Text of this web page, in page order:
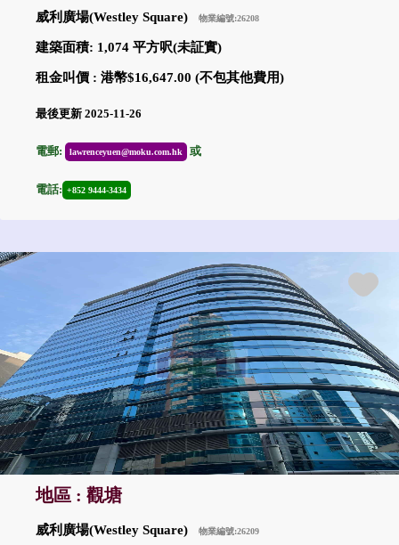
威利廣場(Westley Square) 物業編號:26208
建築面積: 1,074 平方呎(未証實)
租金叫價 : 港幣$16,647.00 (不包其他費用)
最後更新 2025-11-26
電郵: lawrenceyuen@moku.com.hk 或
電話: +852 9444-3434
地區 : 觀塘
威利廣場(Westley Square) 物業編號:26209